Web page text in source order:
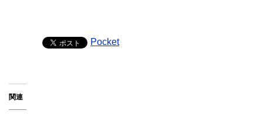
Pocket
関連